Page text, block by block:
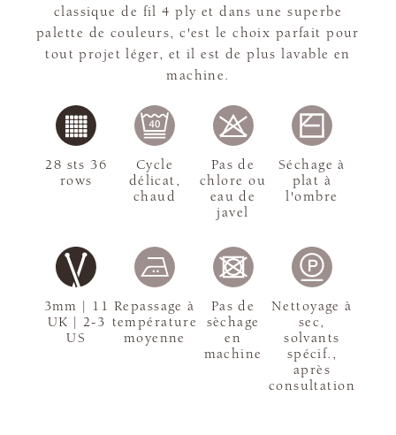
classique de fil 4 ply et dans une superbe
palette de couleurs, c'est le choix parfait pour
tout projet léger, et il est de plus lavable en
machine.
3mm | 11
UK | 2-3
US
28 sts 36
rows
Cycle
délicat,
chaud
Pas de
chlore ou
eau de
javel
Séchage à
plat à
l'ombre
Repassage à
température
moyenne
Pas de
sèchage
en
machine
Nettoyage à
sec,
solvants
spécif.,
après
consultation